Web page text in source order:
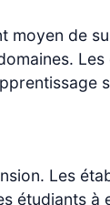
moyen de
Les
étudiants à